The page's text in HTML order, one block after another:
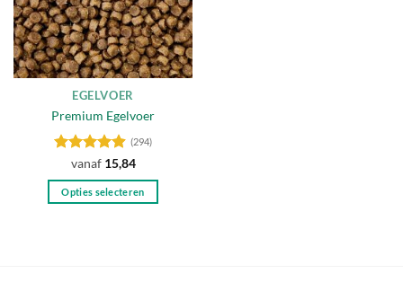
EGELVOER
Premium Egelvoer
Gewaardeerd
4.85uit 5
(294)
vanaf 15,84
Opties selecteren